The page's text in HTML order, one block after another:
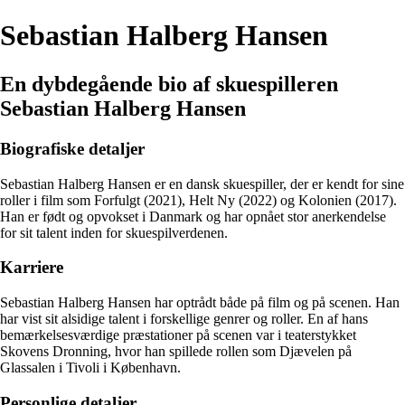
Sebastian Halberg Hansen
En dybdegående bio af skuespilleren
Sebastian Halberg Hansen
Biografiske detaljer
Sebastian Halberg Hansen er en dansk skuespiller, der er kendt for sine
roller i film som Forfulgt (2021), Helt Ny (2022) og Kolonien (2017).
Han er født og opvokset i Danmark og har opnået stor anerkendelse
for sit talent inden for skuespilverdenen.
Karriere
Sebastian Halberg Hansen har optrådt både på film og på scenen. Han
har vist sit alsidige talent i forskellige genrer og roller. En af hans
bemærkelsesværdige præstationer på scenen var i teaterstykket
Skovens Dronning, hvor han spillede rollen som Djævelen på
Glassalen i Tivoli i København.